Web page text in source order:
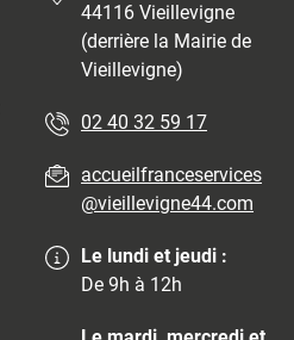
44116 Vieillevigne
(derrière la Mairie de
Vieillevigne)
02 40 32 59 17
accueilfranceservices
@vieillevigne44.com
Le lundi et jeudi :
De 9h à 12h